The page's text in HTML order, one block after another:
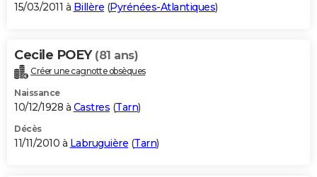
15/03/2011 à Billère (Pyrénées-Atlantiques)
Cecile POEY (81 ans)
Créer une cagnotte obsèques
Naissance
10/12/1928 à Castres (Tarn)
Décès
11/11/2010 à Labruguière (Tarn)